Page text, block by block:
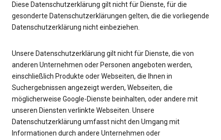
Diese Datenschutzerklärung gilt nicht für Dienste, für die
gesonderte Datenschutzerklärungen gelten, die die vorliegende
Datenschutzerklärung nicht einbeziehen.
Unsere Datenschutzerklärung gilt nicht für Dienste, die von
anderen Unternehmen oder Personen angeboten werden,
einschließlich Produkte oder Webseiten, die Ihnen in
Suchergebnissen angezeigt werden, Webseiten, die
möglicherweise Google-Dienste beinhalten, oder andere mit
unseren Diensten verlinkte Webseiten. Unsere
Datenschutzerklärung umfasst nicht den Umgang mit
Informationen durch andere Unternehmen oder